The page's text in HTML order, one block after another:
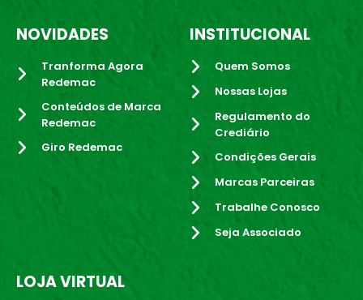
NOVIDADES
Tranforma Agora
Redemac
Conteúdos de Marca
Redemac
Giro Redemac
INSTITUCIONAL
Quem Somos
Nossas Lojas
Regulamento do
Crediário
Condições Gerais
Marcas Parceiras
Trabalhe Conosco
Seja Associado
LOJA VIRTUAL